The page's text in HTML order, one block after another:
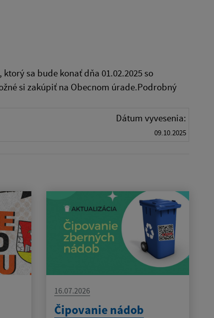
sa bude konať dňa 01.02.2025 so
si zakúpiť na Obecnom úrade.Podrobný
Dátum vyvesenia:
09.10.2025
16.07.2026
Čipovanie nádob